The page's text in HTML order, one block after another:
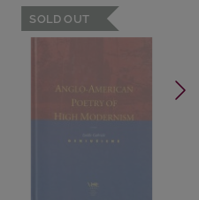
SOLD OUT